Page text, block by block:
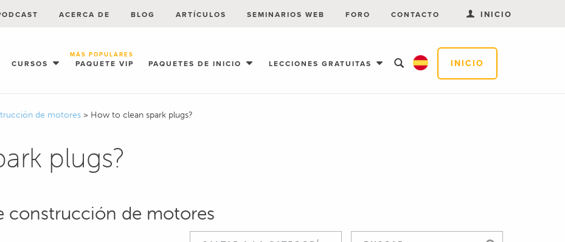
INICIO
CURSOS PAQUETE VIP
MÁS POPULARES
PAQUETES DE INICIO LECCIONES GRATUITAS
ACERCA DE BLOG ARTÍCULOS SEMINARIOS WEB FORO CONTACTO INICIO
de motores > How to clean spark plugs?
plugs?
construcción de motores